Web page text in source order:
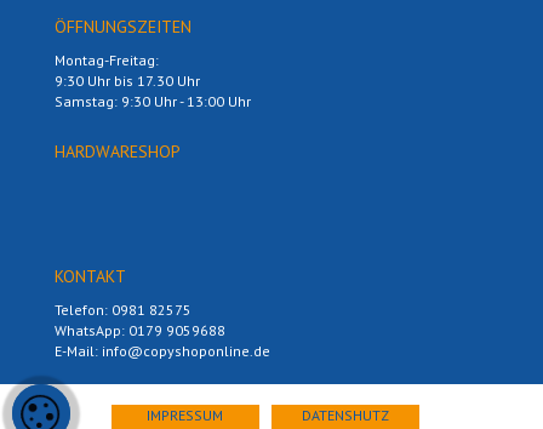
ÖFFNUNGSZEITEN
Montag-Freitag:
9:30 Uhr bis 17.30 Uhr
Samstag: 9:30 Uhr - 13:00 Uhr
HARDWARESHOP
KONTAKT
Telefon: 0981 82575
WhatsApp: 0179 9059688
E-Mail: info@copyshoponline.de
IMPRESSUM DATENSHUTZ